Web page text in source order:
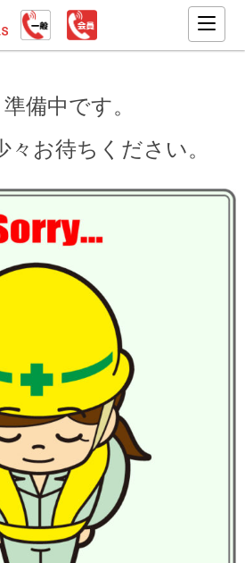
備中です。
々お待ちください。